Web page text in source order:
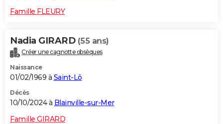
Famille FLEURY
Nadia GIRARD (55 ans)
Créer une cagnotte obsèques
Naissance
01/02/1969 à Saint-Lô
Décès
10/10/2024 à Blainville-sur-Mer
Famille GIRARD